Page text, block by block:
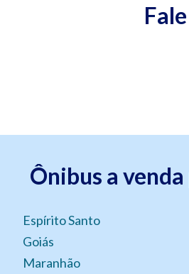
Ônibus a
Espírito Santo
Goiás
Maranhão